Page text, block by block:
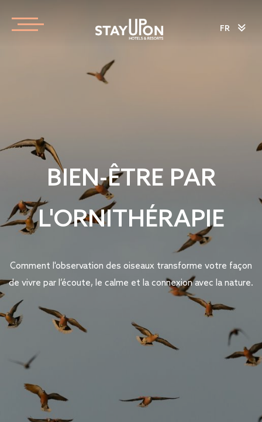
FR
BIEN-ÊTRE PAR
L'ORNITHÉRAPIE
Comment l'observation des oiseaux transforme votre façon
de vivre par l’écoute, le calme et la connexion avec la nature.